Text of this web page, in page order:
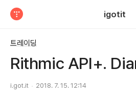
igotit
트레이딩
Rithmic API+.
i.got.it 2018. 7. 15. 12:14